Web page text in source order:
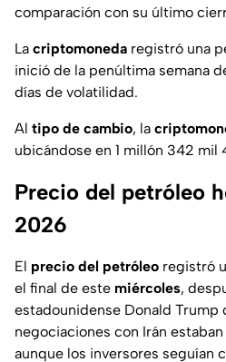
comparación con su último
La criptomoneda registró una
inició de la penúltima semana
días de volatilidad.
Al tipo de cambio, la
ubicándose en 1 millón 342 mil
Precio del petróleo
2026
El precio del petróleo registró
el final de este miércoles,
estadounidense Donald Trump
negociaciones con Irán
aunque los inversores seguían